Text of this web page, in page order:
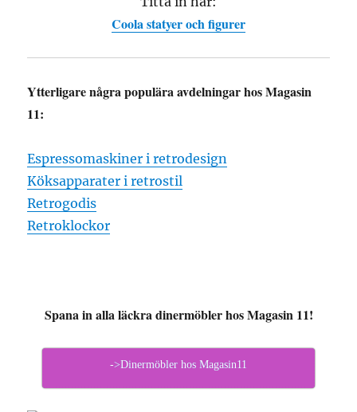
Coola statyer och figurer
Ytterligare några populära avdelningar hos Magasin
11:
Espressomaskiner i retrodesign
Köksapparater i retrostil
Retrogodis
Retroklockor
Spana in alla läckra dinermöbler hos Magasin 11!
->Dinermöbler hos Magasin11